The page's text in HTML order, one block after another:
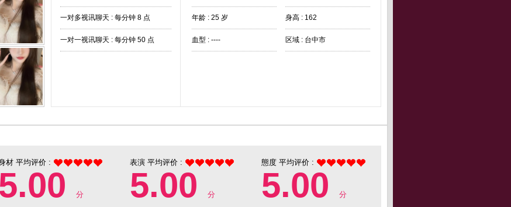
一对多视讯聊天 : 每分钟 8 点
一对一视讯聊天 : 每分钟 50 点
年龄 : 25 岁 身高 : 162
血型 : ---- 区域 : 台中市
材 平均评价 :
5.00 分
表演 平均评价 :
5.00 分
態度 平均评价 :
5.00 分